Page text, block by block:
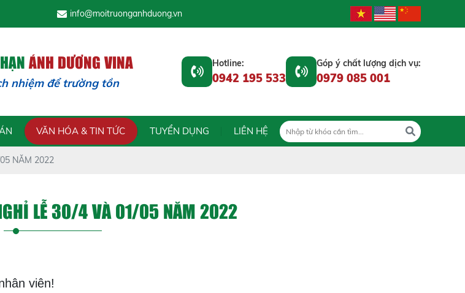
info@moitruonganhduong.vn
ÁNH DƯƠNG VINA
nhiệm để trường tồn
Hotline:
0942 195 533
Góp ý chất lượng dịch vụ:
0979 085 001
VĂN HÓA & TIN TỨC TUYỂN DỤNG LIÊN HỆ
NĂM 2022
LỄ 30/4 VÀ 01/05 NĂM 2022
viên!